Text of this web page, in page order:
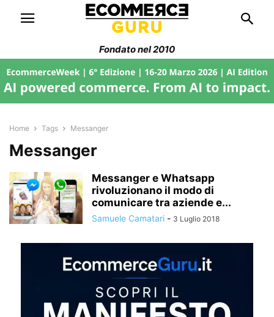
Fondato nel 2010
Home Tags Messanger
Messanger
Messanger e Whatsapp
rivoluzionano il modo di
comunicare tra aziende e...
Samuele Camatari - 3 Luglio 2018